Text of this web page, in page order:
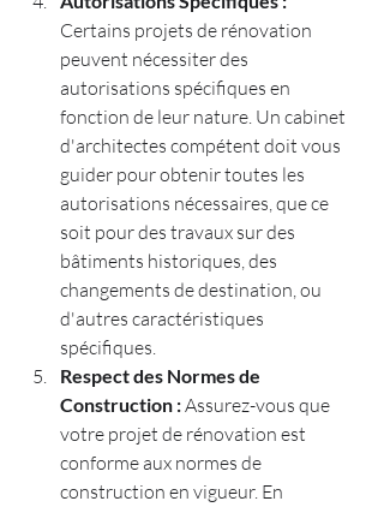
Certains projets de rénovation
peuvent nécessiter des
autorisations spécifiques en
fonction de leur nature. Un cabinet
d'architectes compétent doit vous
guider pour obtenir toutes les
autorisations nécessaires, que ce
soit pour des travaux sur des
bâtiments historiques, des
changements de destination, ou
d'autres caractéristiques
spécifiques.
Respect des Normes de
Construction : Assurez-vous que
votre projet de rénovation est
conforme aux normes de
construction en vigueur. En